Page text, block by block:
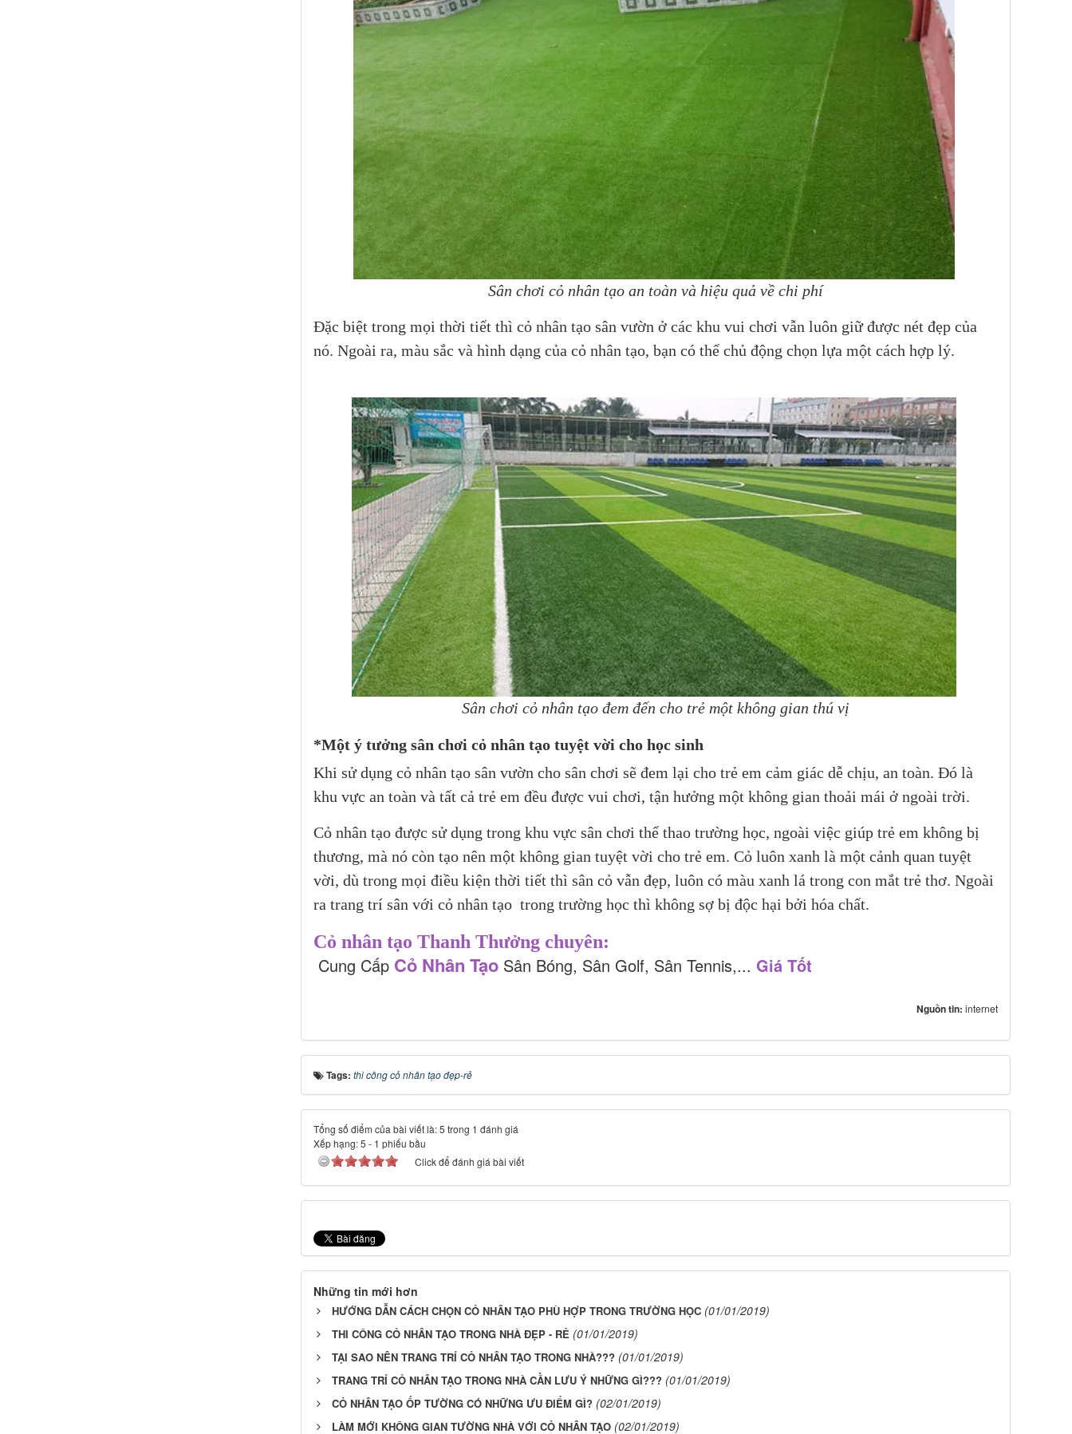
Sân chơi cỏ nhân tạo an toàn và hiệu quả về chi phí
Đặc biệt trong mọi thời tiết thì cỏ nhân tạo sân vườn ở các khu vui chơi vẫn luôn giữ được nét đẹp của
nó. Ngoài ra, màu sắc và hình dạng của cỏ nhân tạo, bạn có thể chủ động chọn lựa một cách hợp lý.
Sân chơi cỏ nhân tạo đem đến cho trẻ một không gian thú vị
*Một ý tưởng sân chơi cỏ nhân tạo tuyệt vời cho học sinh
Khi sử dụng cỏ nhân tạo sân vườn cho sân chơi sẽ đem lại cho trẻ em cảm giác dễ chịu, an toàn. Đó là
khu vực an toàn và tất cả trẻ em đều được vui chơi, tận hưởng một không gian thoải mái ở ngoài trời.
Cỏ nhân tạo được sử dụng trong khu vực sân chơi thể thao trường học, ngoài việc giúp trẻ em không bị
thương, mà nó còn tạo nên một không gian tuyệt vời cho trẻ em. Cỏ luôn xanh là một cảnh quan tuyệt
vời, dù trong mọi điều kiện thời tiết thì sân cỏ vẫn đẹp, luôn có màu xanh lá trong con mắt trẻ thơ. Ngoài
ra trang trí sân với cỏ nhân tạo trong trường học thì không sợ bị độc hại bởi hóa chất.
Cỏ nhân tạo Thanh Thưởng chuyên:
Cung Cấp Cỏ Nhân Tạo Sân Bóng, Sân Golf, Sân Tennis,... Giá Tốt
Nguồn tin: internet
Tags: thi công cỏ nhân tạo đẹp-rẻ
Tổng số điểm của bài viết là: 5 trong 1 đánh giá
Xếp hạng:5 - 1 phiếu bầu
Click để đánh giá bài viết
Những tin mới hơn
HƯỚNG DẪN CÁCH CHỌN CỎ NHÂN TẠO PHÙ HỢP TRONG TRƯỜNG HỌC (01/01/2019)
THI CÔNG CỎ NHÂN TẠO TRONG NHÀ ĐẸP - RẺ (01/01/2019)
TẠI SAO NÊN TRANG TRÍ CỎ NHÂN TẠO TRONG NHÀ??? (01/01/2019)
TRANG TRÍ CỎ NHÂN TẠO TRONG NHÀ CẦN LƯU Ý NHỮNG GÌ??? (01/01/2019)
CỎ NHÂN TẠO ỐP TƯỜNG CÓ NHỮNG ƯU ĐIỂM GÌ? (02/01/2019)
LÀM MỚI KHÔNG GIAN TƯỜNG NHÀ VỚI CỎ NHÂN TẠO (02/01/2019)